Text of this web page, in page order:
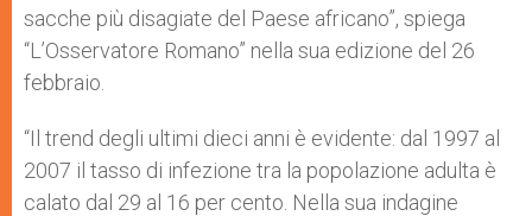
sacche più disagiate del Paese africano”, spiega
“L’Osservatore Romano” nella sua edizione del 26
febbraio.
“Il trend degli ultimi dieci anni è evidente: dal 1997 al
2007 il tasso di infezione tra la popolazione adulta è
calato dal 29 al 16 per cento. Nella sua indagine